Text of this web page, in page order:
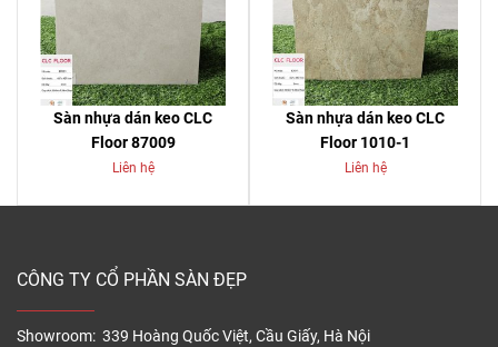
Sàn nhựa dán keo CLC
Floor 87009
Liên hệ
Sàn nhựa dán keo CLC
Floor 1010-1
Liên hệ
CÔNG TY CỔ PHẦN SÀN ĐẸP
Showroom: 339 Hoàng Quốc Việt, Cầu Giấy, Hà Nội